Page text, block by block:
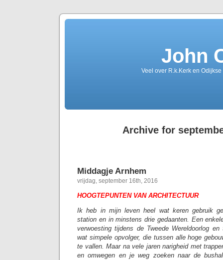
John
Veel over R.k.Kerk en
Archive for
Middagje Arnhem
vrijdag, september 16th, 2016
HOOGTEPUNTEN VAN ARCHITECTUUR
Ik heb in mijn leven heel wat keren gebruik
station en in minstens drie gedaanten. Een
verwoesting tijdens de Tweede Wereldoorlog
wat simpele opvolger, die tussen alle hoge
te vallen. Maar na vele jaren narigheid met
en omwegen en je weg zoeken naar de